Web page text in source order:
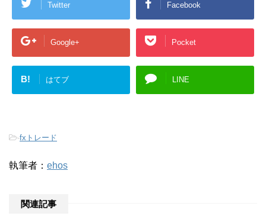
Twitter Facebook
Google+ Pocket
B! はてブ LINE
-fxトレード
執筆者： ehos
関連記事